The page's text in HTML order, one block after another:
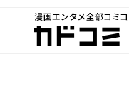
漫画エンタメ全部